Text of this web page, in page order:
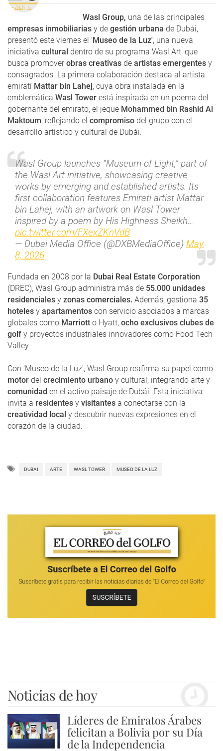
Wasl Group, una de las principales
empresas inmobiliarias y de gestión urbana de Dubái,
presentó este viernes el ' Museo de la Luz', una nueva
iniciativa cultural dentro de su programa Wasl Art, que
busca promoverobras creativas de artistas emergentes y
consagrados. La primera colaboración destaca al artista
emiratí Mattar bin Lahej, cuya obra instalada en la
emblemática Wasl Tower está inspirada en un poema del
gobernante del emirato, el jeque Mohammed bin Rashid Al
Maktoum, reflejando el compromiso del grupo con el
desarrollo artístico y cultural de Dubái.
Wasl Group launches “Museum of Light,” part of
the Wasl Art initiative, showcasing creative
works by emerging and established artists. Its
first collaboration features Emirati artist Mattar
bin Lahej, with an artwork on Wasl Tower
inspired by a poem by His Highness Sheikh…
pic.twitter.com/FXexZKnVdB
— Dubai Media Office (@DXBMediaOffice) May
8, 2026
Fundada en 2008 por la Dubai Real Estate Corporation
(DREC), Wasl Group administra más de 55.000 unidades
residenciales y zonas comerciales. Además, gestiona 35
hoteles y apartamentos con servicio asociados a marcas
globales como Marriott o Hyatt, ocho exclusivos clubes de
golf y proyectos industriales innovadores como Food Tech
Valley.
Con 'Museo de la Luz', Wasl Group reafirma su papel como
motor del crecimiento urbano y cultural, integrando arte y
comunidad en el activo paisaje de Dubái. Esta iniciativa
invita a residentes y visitantes a conectarse con la
creatividad local y descubrir nuevas expresiones en el
corazón de la ciudad.
DUBAI ARTE WASL TOWER MUSEO DE LA LUZ
Noticias de hoy
1
Líderes de Emiratos Árabes
felicitan a Bolivia por su Día
de la Independencia